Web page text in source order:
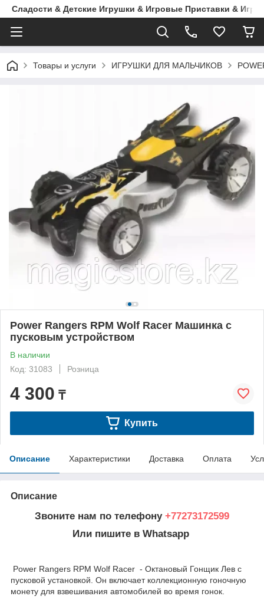
Сладости & Детские Игрушки & Игровые Приставки & Игры
Товары и услуги ИГРУШКИ ДЛЯ МАЛЬЧИКОВ
Power Rangers RPM Wolf Racer Машинка с
пусковым устройством
В наличии
Код: 31083
Розница
4 300 ₸
Купить
Описание Характеристики Доставка Оплата
Описание
Звоните нам по телефону +77273172599
Или пишите в Whatsapp
Power Rangers RPM Wolf Racer - Октановый Гонщик Лев с
пусковой установкой. Он включает коллекционную гоночную
монету для взвешивания автомобилей во время гонок.